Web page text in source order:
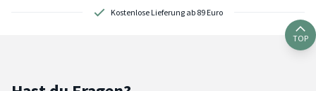
Kostenlose Lieferung ab 89 Euro
TOP